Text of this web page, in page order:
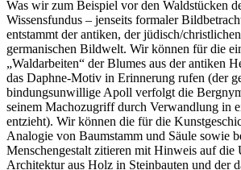
Was wir zum Beispiel vor den Waldstücken
Wissensfundus – jenseits formaler
entstammt der antiken, der jüdisch/
germanischen Bildwelt. Wir können für die
„Waldarbeiten“ der Blumes aus der antiken
das Daphne-Motiv in Erinnerung rufen (der
bindungsunwillige Apoll verfolgt die
seinem Machozugriff durch Verwandlung in
entzieht). Wir können die für die
Analogie von Baumstamm und Säule sowie
Menschengestalt zitieren mit Hinweis auf die
Architektur aus Holz in Steinbauten und der